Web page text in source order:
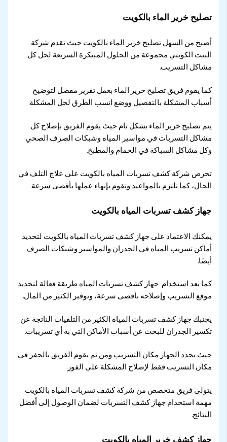
تصليح خرير الماء بالكويت
أصبح من السهل تصليح خرير الماء بالكويت حيث تقدم شركة
البيت الكويتي مجموعة من الحلول المبتكرة السريعة لحل كل
مشاكل التسريب.
كما يقوم فريق تصليح خرير الماء بعمل تقرير مفصل لتوضيح
أسباب المشكلة بالتفصيل ووضع انسب الطرق لحل المشكلة.
يتم تصليح خرير الماء بشكل تام حيث يقوم الفريق بإصلاح كل
مشاكل التسربات في مواسير المياه وشبكات الصرف الصحي
وكل مشاكل السباكة في الحمام والمطبخ.
تحرص شركة كشف تسربات المياه بالكويت على علاج التلف في
الحال، كما تلتزم بالمواعيد وتقوم بإنهاء عملها بأقصى سرعة.
جهاز كشف تسربات المياه بالكويت
يمكنك الاعتماد على جهاز كشف تسربات المياه بالكويت لتحديد
أماكن تسريب المياه في الجدران والمواسير وشبكات الصرف
أيضًا.
كما يعد استخدام جهاز كشف تسربات المياه طريقة فعالة لتحديد
موقع التسريب وإصلاحه بأقصى سرعة، وتوفير الكثير من المال.
يجنبك جهاز كشف تسربات المياه الكثير من التلفيات الناتجة عن
تكسير الجدران للبحث عن أسباب الأماكن التي به أي تسريبات.
حيث يحدد الجهاز مكان التسريب ومن ثم يقوم الفريق بالحفر في
مكان التسريب فقط لإصلاح المشكلة على الفور.
يتولى فريق متخصص من شركة كشف تسربات المياه بالكويت
مهمة استخدام جهاز كشف التسربات لضمان الوصول إلى أفضل
النتائج.
جهاز كشف خرير المياه بالكويت